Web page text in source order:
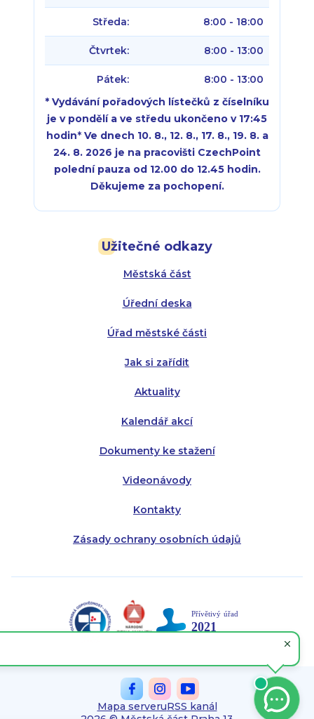
Užitečné odkazy
Městská část
Úřední deska
Úřad městské části
Jak si zařídit
Aktuality
Kalendář akcí
Dokumenty ke stažení
Videonávody
Kontakty
Zásady ochrany osobních údajů
Středa: 8:00 - 18:00
Čtvrtek: 8:00 - 13:00
Pátek:
8:00 - 13:00
* Vydávání pořadových lístečků z číselníku
je v pondělí a ve středu ukončeno v 17:45
hodin* Ve dnech 10. 8., 12. 8., 17. 8., 19. 8. a
24. 8. 2026 je na pracovišti CzechPoint
polední pauza od 12.00 do 12.45 hodin.
Děkujeme za pochopení.
Úterý:
Středa:
Čtvrtek:
Pátek:
Úterý:
Středa:
Čtvrtek:
Mapa serveruRSS kanál